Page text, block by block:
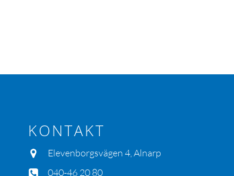
KONTAKT
Elevenborgsvägen 4, Alnarp
040-46 20 80